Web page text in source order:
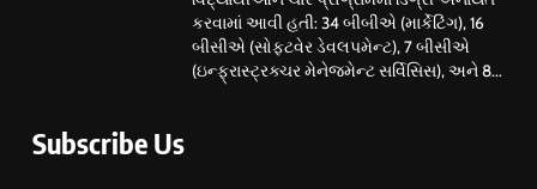
કરવામાં આવી હતી: 34 બીબીએ (માર્કેટિંગ), 16
બીસીએ (સોફ્ટવેર ડેવલપમેન્ટ), 7 બીસીએ
(ઇન્ફ્રાસ્ટ્રક્ચર મેનેજમેન્ટ સર્વિસિસ), અને 8...
Subscribe Us